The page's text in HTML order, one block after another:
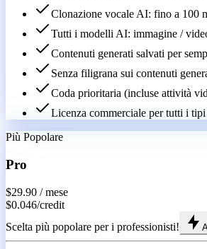
Clonazione vocale AI: fino a 100
Tutti i modelli AI: immagine /
Contenuti generati salvati per
Senza filigrana sui contenuti
Coda prioritaria (incluse attività
Licenza commerciale per tutti i
Più Popolare
Pro
$29.90 / mese
$0.046/credit
Scelta più popolare per i professionisti!